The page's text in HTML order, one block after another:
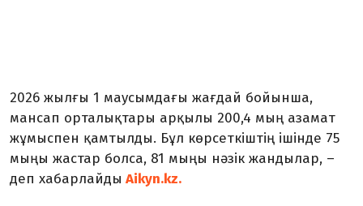
2026 жылғы 1 маусымдағы жағдай бойынша,
мансап орталықтары арқылы 200,4 мың азамат
жұмыспен қамтылды. Бұл көрсеткіштің ішінде 75
мыңы жастар болса, 81 мыңы нәзік жандылар, –
деп хабарлайды Aikyn.kz.